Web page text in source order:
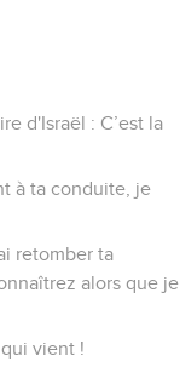
d'Israël : C’est la
à ta conduite, je
retomber ta
alors que je
vient !